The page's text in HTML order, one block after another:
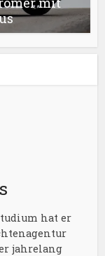
hat er
jahrelang